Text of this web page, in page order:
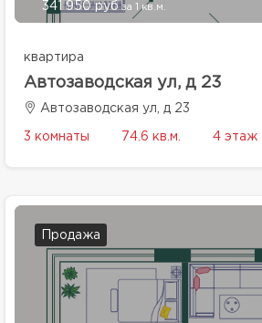
341 950 рубза 1 кв.м.
квартира
Автозаводская ул, д 23
Автозаводская ул, д 23
3 комнаты 74.6 кв.м. 4 этаж
Продажа